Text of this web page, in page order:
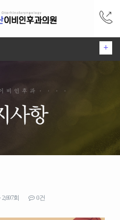
+
시설안내
진료안내
뉴스미디어
2,697회 0건